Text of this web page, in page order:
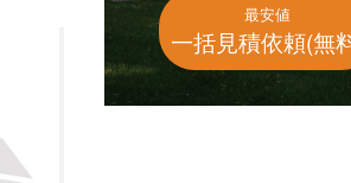
最安値
一括見積依頼(無